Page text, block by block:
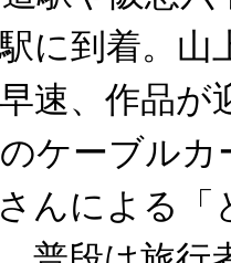
に到着。
速、作品が
ケーブル
んによる「